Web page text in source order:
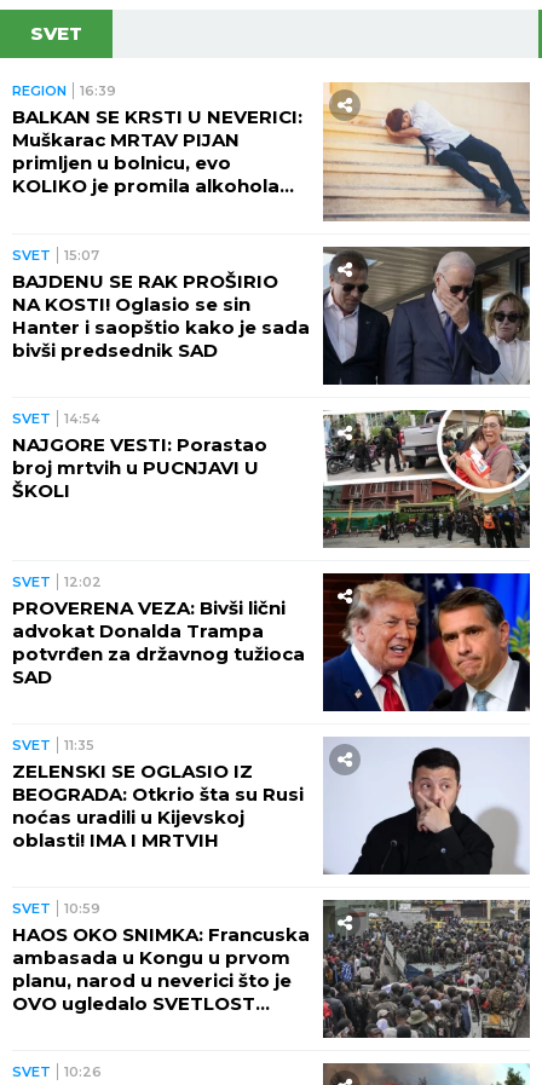
SVET
REGION 16:39
BALKAN SE KRSTI U NEVERICI:
Muškarac MRTAV PIJAN
primljen u bolnicu, evo
KOLIKO je promila alkohola
SVET 15:07
BAJDENU SE RAK PROŠIRIO
NA KOSTI! Oglasio se sin
Hanter i saopštio kako je sada
bivši predsednik SAD
SVET 14:54
NAJGORE VESTI: Porastao
broj mrtvih u PUCNJAVI U
ŠKOLI
SVET 12:02
PROVERENA VEZA: Bivši lični
advokat Donalda Trampa
potvrđen za državnog tužioca
SAD
SVET 11:35
ZELENSKI SE OGLASIO IZ
BEOGRADA: Otkrio šta su Rusi
noćas uradili u Kijevskoj
oblasti! IMA I MRTVIH
SVET 10:59
HAOS OKO SNIMKA: Francuska
ambasada u Kongu u prvom
planu, narod u neverici što je
OVO ugledalo SVETLOST
SVET 10:26